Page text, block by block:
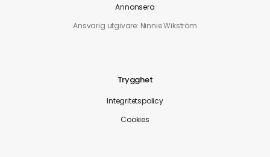
Annonsera
Ansvarig utgivare: Ninnie Wikström
Trygghet
Integritetspolicy
Cookies